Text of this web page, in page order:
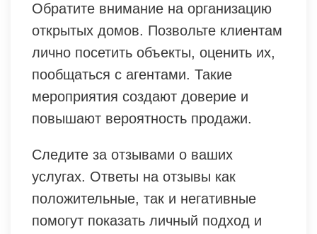
Обратите внимание на организацию
открытых домов. Позвольте клиентам
лично посетить объекты, оценить их,
пообщаться с агентами. Такие
мероприятия создают доверие и
повышают вероятность продажи.
Следите за отзывами о ваших
услугах. Ответы на отзывы как
положительные, так и негативные
помогут показать личный подход и